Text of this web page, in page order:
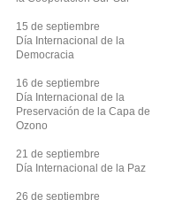
15 de septiembre
Día Internacional de la
Democracia
16 de septiembre
Día Internacional de la
Preservación de la Capa de
Ozono
21 de septiembre
Día Internacional de la Paz
26 de septiembre